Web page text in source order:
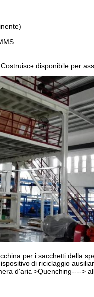
disponibile per
per i sacchetti della
di riciclaggio
d'aria >Quenching---->